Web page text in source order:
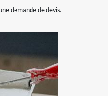
demande de devis.